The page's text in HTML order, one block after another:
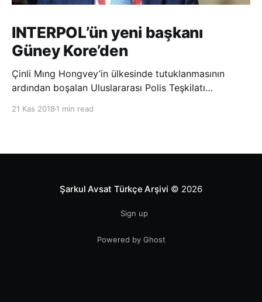
INTERPOL’ün yeni başkanı
Güney Kore’den
Çinli Mıng Hongvey’in ülkesinde tutuklanmasının
ardından boşalan Uluslararası Polis Teşkilatı
21 Kas 2018 1 min read
Şarkul Avsat Türkçe Arşivi © 2026
Sign up
Powered by Ghost